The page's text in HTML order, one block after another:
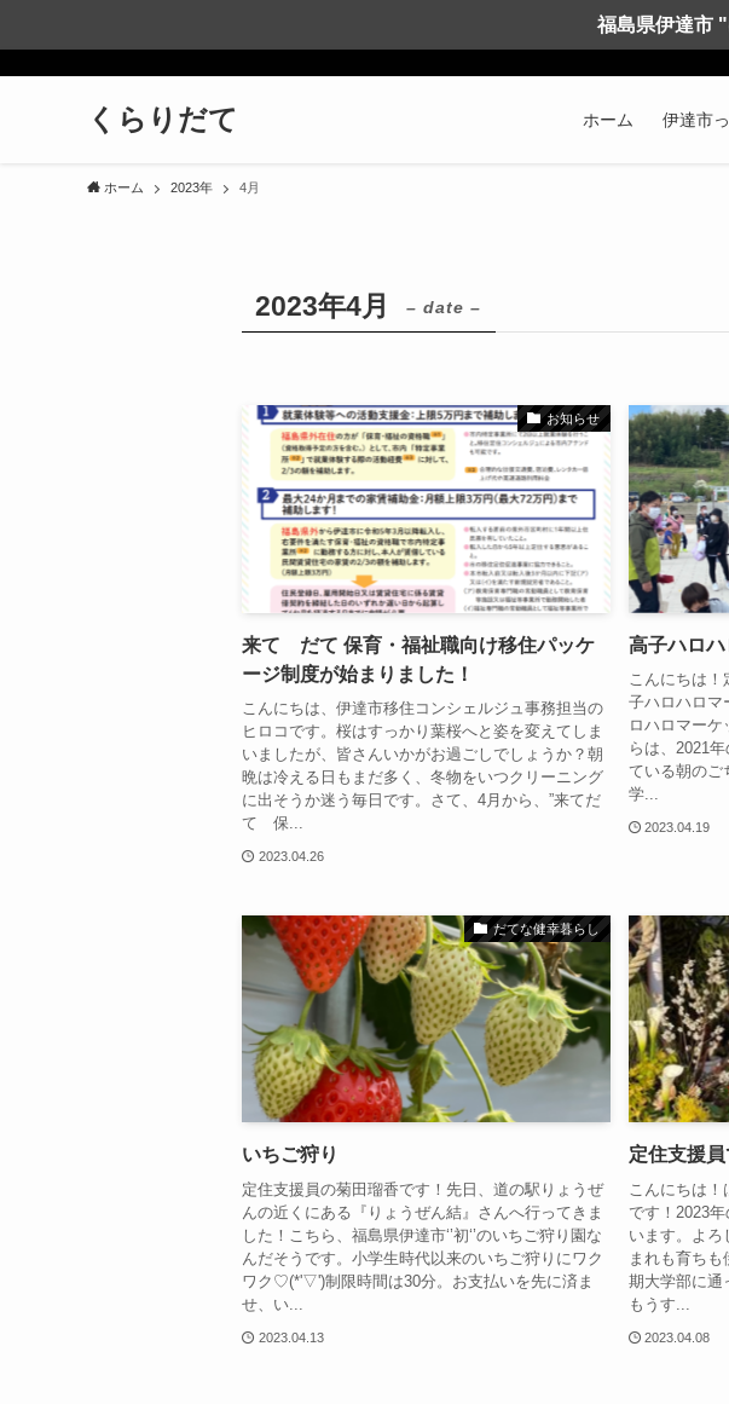
福島県伊達市
くらりだて ホーム 伊達市
ホーム 2023年 4月
2023年4月 – date –
お知らせ
来て だて 保育・福祉職向け移住パッケ
ージ制度が始まりました！
こんにちは、伊達市移住コンシェルジュ事務担当の
ヒロコです。桜はすっかり葉桜へと姿を変えてしま
いましたが、皆さんいかがお過ごしでしょうか？朝
晩は冷える日もまだ多く、冬物をいつクリーニング
に出そうか迷う毎日です。さて、4月から、”来てだ
て 保...
2023.04.26
高子ハロ
こんにちは！
子ハロハロ
ロハロマー
らは、2021
ている朝のご
学...
2023.04.19
だてな健幸暮らし
いちご狩り
定住支援員の菊田瑠香です！先日、道の駅りょうぜ
んの近くにある『りょうぜん結』さんへ行ってきま
した！こちら、福島県伊達市‘’初‘’のいちご狩り園な
んだそうです。小学生時代以来のいちご狩りにワク
ワク♡(*'▽')制限時間は30分。お支払いを先に済ま
せ、い...
2023.04.13
定住支援員
こんにちは
です！2023
います。よろ
まれも育ち
期大学部に通
もうす...
2023.04.08